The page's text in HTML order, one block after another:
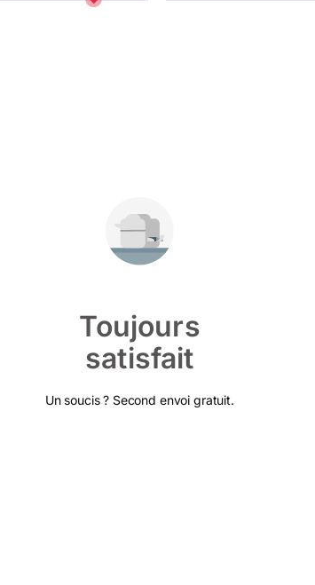
Toujours
satisfait
Un soucis ? Second envoi gratuit.